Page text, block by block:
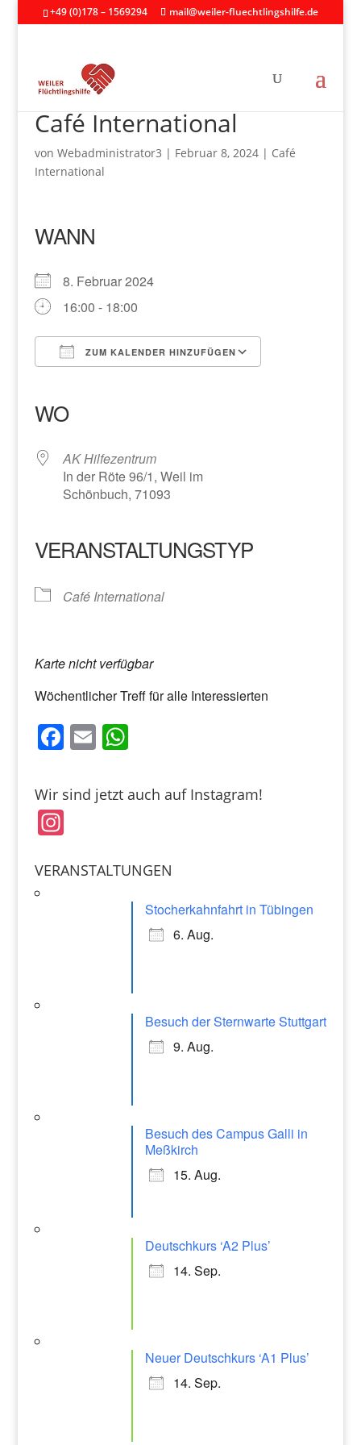
+49 (0)178 – 1569294 mail@weiler-fluechtlingshilfe.de
Café International
von Webadministrator3 | Februar 8, 2024| Café
International
WANN
8. Februar 2024
16:00 - 18:00
ZUM KALENDER HINZUFÜGEN
WO
AK Hilfezentrum
In der Röte 96/1, Weil im
Schönbuch, 71093
VERANSTALTUNGSTYP
Café International
Karte nicht verfügbar
Wöchentlicher Treff für alle Interessierten
F
c
e
b
o
E
ai
l
W
at
p
Wir sind jetzt auch auf Instagram!
In
a
VERANSTALTUNGEN
Stocherkahnfahrt in Tübingen
6. Aug.
Besuch der Sternwarte Stuttgart
9. Aug.
Besuch des Campus Galli in
Meßkirch
15. Aug.
Deutschkurs ‘A2 Plus’
14. Sep.
Neuer Deutschkurs ‘A1 Plus’
14. Sep.